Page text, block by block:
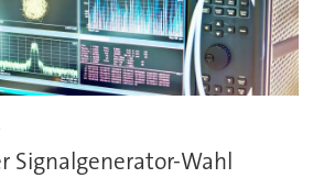
Signalgenerator-Wahl